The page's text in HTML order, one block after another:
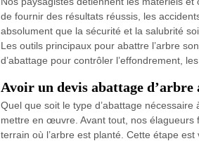
de fournir des résultats réussis, les
absolument que la sécurité et la salubrité
Les outils principaux pour abattre l’arbre
d’abattage pour contrôler l’effondrement,
Avoir un devis abattage d’arbre
Quel que soit le type d’abattage
mettre en œuvre. Avant tout, nos élagueurs
terrain où l’arbre est planté. Cette étape est